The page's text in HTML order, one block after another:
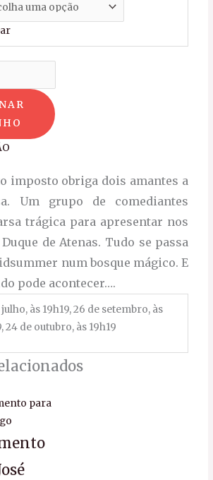
imposto obriga dois amantes a
Um grupo de comediantes
trágica para apresentar nos
de Atenas. Tudo se passa
num bosque mágico. E
pode acontecer….
julho, às 19h19, 26 de setembro, às
24 de outubro, às 19h19